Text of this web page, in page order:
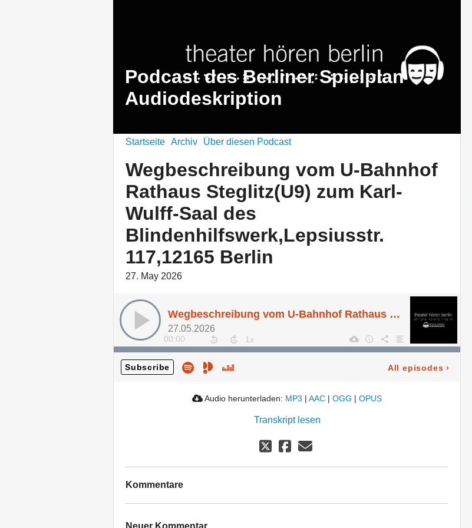
Podcast des Berliner Spielplan
Audiodeskription
Startseite Archiv Über diesen Podcast
Wegbeschreibung vom U-Bahnhof
Rathaus Steglitz(U9) zum Karl-
Wulff-Saal des
Blindenhilfswerk,Lepsiusstr.
117,12165 Berlin
27. May 2026
Wegbeschreibung vom U-Bahnhof Rathaus Steglitz(U9) zum Karl-Wulff-Saal des Blindenhilfswerk,Lepsiusstr. 117,12165 Berlin
27.05.2026
00:00
Subscribe All episodes ›
Audio herunterladen: MP3 | AAC | OGG | OPUS
Transkript lesen
Kommentare
Neuer Kommentar